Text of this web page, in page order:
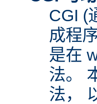
CGI (
成程
是在
法。
法，